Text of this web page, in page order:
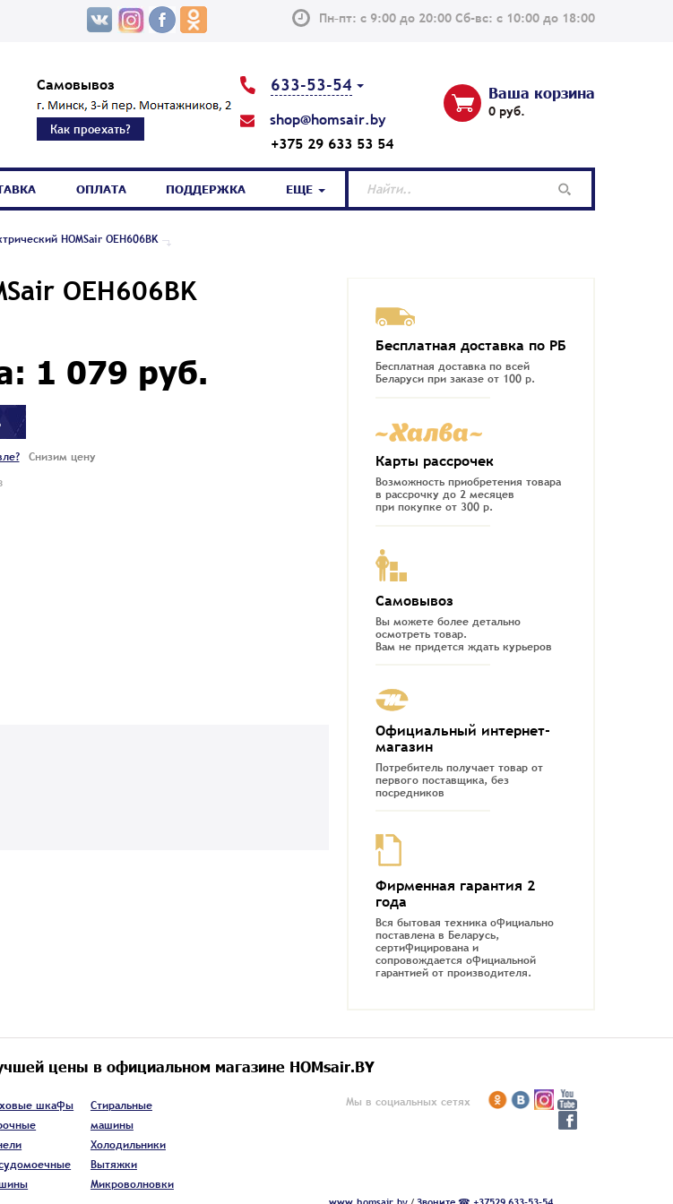
Пн–пт: с 9:00 до 20:00 Сб-вс: с 10:00 до 18:00
Самовывоз
Как проехать?
633-53-54
shop@homsair.by
+375 29 633 53 54
Ваша корзина
0 руб.
HOMSair OEH606BK
OEH606BK
1 079 руб.
Снизим цену
Бесплатная доставка по РБ
Бесплатная доставка по всей
Беларуси при заказе от 100 р.
Карты рассрочек
Возможность приобретения товара
в рассрочку до 2 месяцев
при покупке от 300 р.
Самовывоз
Вы можете более детально
осмотреть товар.
Вам не придется ждать курьеров
Официальный интернет-
магазин
Потребитель получает товар от
первого поставщика, без
посредников
Фирменная гарантия 2
года
Вся бытовая техника официально
поставлена в Беларусь,
сертифицирована и
сопровождается официальной
гарантией от производителя.
ОПЛАТА ПОДДЕРЖКА ЕЩЕ
цены в официальном магазине HOMsair.BY
шкафы
Стиральные
машины
Холодильники
Вытяжки
Микроволновки
Мы в социальных сетях